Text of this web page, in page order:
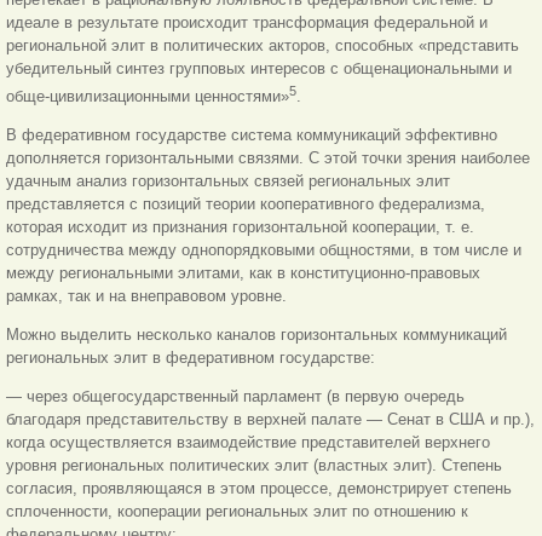
идеале в результате происходит трансформация федеральной и
региональной элит в политических акторов, способных «представить
убедительный синтез групповых интересов с общенациональными и
обще-цивилизационными ценностями»5.
В федеративном государстве система коммуникаций эффективно
дополняется горизонтальными связями. С этой точки зрения наиболее
удачным анализ горизонтальных связей региональных элит
представляется с позиций теории кооперативного федерализма,
которая исходит из признания горизонтальной кооперации, т. е.
сотрудничества между однопорядковыми общностями, в том числе и
между региональными элитами, как в конституционно-правовых
рамках, так и на внеправовом уровне.
Можно выделить несколько каналов горизонтальных коммуникаций
региональных элит в федеративном государстве:
— через общегосударственный парламент (в первую очередь
благодаря представительству в верхней палате — Сенат в США и пр.),
когда осуществляется взаимодействие представителей верхнего
уровня региональных политических элит (властных элит). Степень
согласия, проявляющаяся в этом процессе, демонстрирует степень
сплоченности, кооперации региональных элит по отношению к